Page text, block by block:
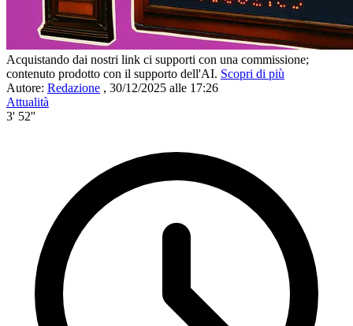
Acquistando dai nostri link ci supporti con una commissione;
contenuto prodotto con il supporto dell'AI. Scopri di più
Autore: Redazione , 30/12/2025 alle 17:26
Attualità
3' 52''